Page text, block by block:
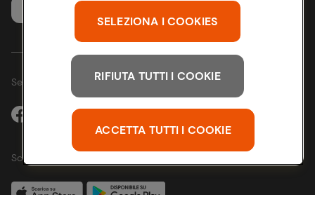
Seguici sui Social:
Scarica l'app
SELEZIONA I COOKIES
RIFIUTA TUTTI I COOKIE
ACCETTA TUTTI I COOKIE